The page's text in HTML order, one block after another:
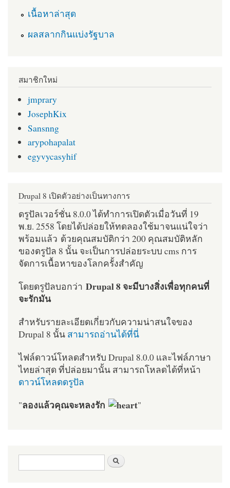
เนื้อหาล่าสุด
ผลสลากกินแบ่งรัฐบาล
สมาชิกใหม่
jmprary
JosephKix
Sansnng
arypohapalat
egyvycasyhif
Drupal 8 เปิดตัวอย่างเป็นทางการ
ดรูปัลเวอร์ชั่น 8.0.0 ได้ทำการเปิดตัวเมื่อวันที่ 19
พ.ย. 2558 โดยได้ปล่อยให้ทดลองใช้มาจนแน่ใจว่า
พร้อมแล้ว ด้วยคุณสมบัติกว่า 200 คุณสมบัติหลัก
ของดรูปัล 8 นั้น จะเป็นการปล่อยระบบ cms การ
จัดการเนื้อหาของโลกครั้งสำคัญ
โดยดรูปัลบอกว่า Drupal 8 จะมีบางสิ่งเพื่อทุกคนที่
จะรักมัน
สำหรับรายละเอียดเกี่ยวกับความน่าสนใจของ
Drupal 8 นั้น สามารถอ่านได้ที่นี่
ไฟล์ดาวน์โหลดสำหรับ Drupal 8.0.0 และไฟล์ภาษา
ไทยล่าสุด ที่ปล่อยมานั้น สามารถโหลดได้ที่หน้า
ดาวน์โหลดดรูปัล
"ลองแล้วคุณจะหลงรัก "
ฟอร์มค้นหา